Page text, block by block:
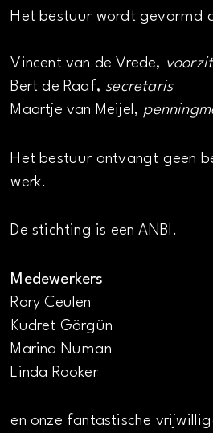
Het bestuur wordt gevormd
Vincent van de Vrede,
Bert de Raaf, secretaris
Maartje van Meijel,
Het bestuur ontvangt geen
werk.
De stichting is een ANBI.
Medewerkers
Rory Ceulen
Kudret Görgün
Marina Numan
Linda Rooker
en onze fantastische